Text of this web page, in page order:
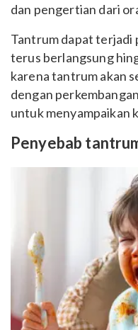
dan pengertian dari
Tantrum dapat terjadi
terus berlangsung
karena tantrum akan
dengan
untuk menyampaikan
Penyebab